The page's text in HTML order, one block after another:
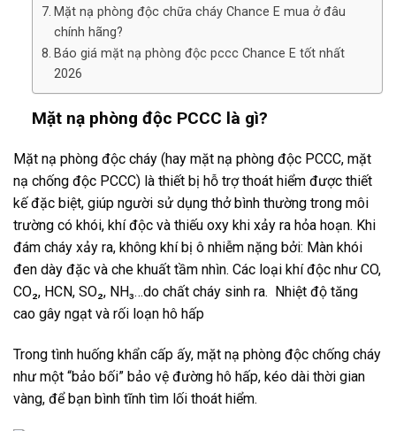
Mặt nạ phòng độc chữa cháy Chance E mua ở đâu
chính hãng?
Báo giá mặt nạ phòng độc pccc Chance E tốt nhất
2026
Mặt nạ phòng độc PCCC là gì?
Mặt nạ phòng độc cháy (hay mặt nạ phòng độc PCCC, mặt
nạ chống độc PCCC) là thiết bị hỗ trợ thoát hiểm được thiết
kế đặc biệt, giúp người sử dụng thở bình thường trong môi
trường có khói, khí độc và thiếu oxy khi xảy ra hỏa hoạn. Khi
đám cháy xảy ra, không khí bị ô nhiễm nặng bởi: Màn khói
đen dày đặc và che khuất tầm nhìn. Các loại khí độc như CO,
CO₂, HCN, SO₂, NH₃…do chất cháy sinh ra. Nhiệt độ tăng
cao gây ngạt và rối loạn hô hấp
Trong tình huống khẩn cấp ấy, mặt nạ phòng độc chống cháy
như một “bảo bối” bảo vệ đường hô hấp, kéo dài thời gian
vàng, để bạn bình tĩnh tìm lối thoát hiểm.